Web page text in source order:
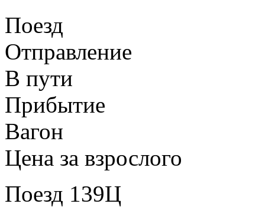
Поезд
Отправление
В пути
Прибытие
Вагон
Цена за взрослого
Поезд 139Ц